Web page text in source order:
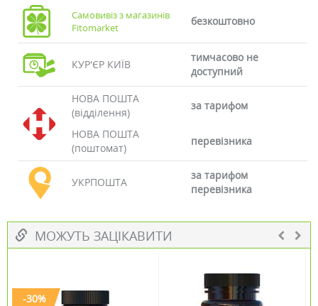
Самовивіз з магазинів
Fitomarket
безкоштовно
КУР'ЄР КИЇВ
тимчасово не
доступний
НОВА ПОШТА
(відділення)
за тарифом
НОВА ПОШТА
(поштомат)
перевізника
УКРПОШТА
за тарифом
перевізника
МОЖУТЬ ЗАЦІКАВИТИ
-30%